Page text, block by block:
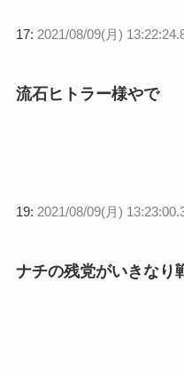
17: 2021/08/09(月)
流石ヒトラー様やで
19: 2021/08/09(月)
ナチの残党がいきなり